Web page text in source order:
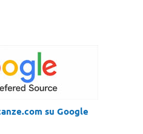
su Google